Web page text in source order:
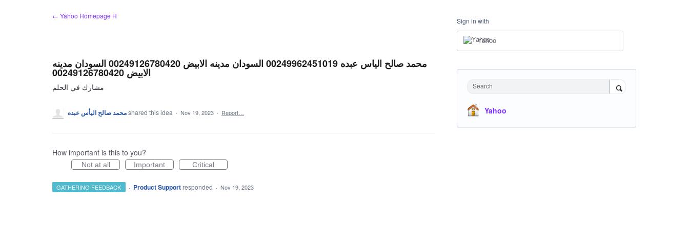
← Yahoo Homepage H
محمد صالح الياس عبده 00249962451019 السودان مدينه الابيض 00249126780420 السودان مدينه
الابيض 00249126780420
مشارك في الحلم
محمد صالح اليأس عبدهshared this idea · Nov 19, 2023 · Report…
How important is this to you?
Not at all Important Critical
GATHERING FEEDBACK · Product Support responded · Nov 19, 2023
Sign in with
Yahoo
Search
Yahoo